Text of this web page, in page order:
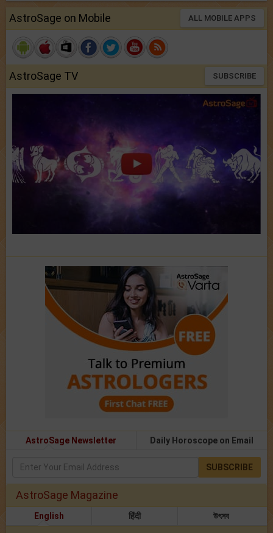
AstroSage on Mobile ALL MOBILE APPS
AstroSage TV SUBSCRIBE
AstroSage Newsletter Daily Horoscope on Email
SUBSCRIBE
AstroSage Magazine
English हिंदी উৎসব